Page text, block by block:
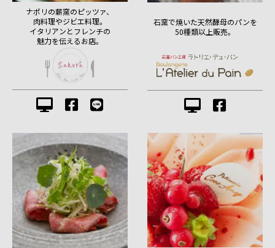
ナポリの薪窯のピッツァ、
肉料理やジビエ料理。
イタリアンとフレンチの
魅力を伝えるお店。
石窯で焼いた天然酵母のパンを
50種類以上販売。